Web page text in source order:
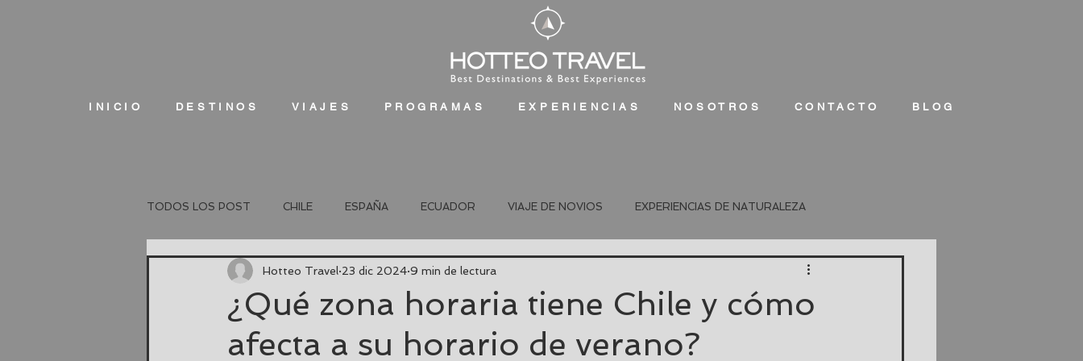
INICIO DESTINOS VIAJES PROGRAMAS EXPERIENCIAS NOSOTROS CONTACTO BLOG
TODOS LOS POST CHILE ESPAÑA ECUADOR VIAJE DE NOVIOS EXPERIENCIAS DE NATURALEZA
¿Qué zona horaria tiene Chile y cómo
afecta a su horario de verano?
Hotteo Travel 23 dic 2024 9 min de lectura